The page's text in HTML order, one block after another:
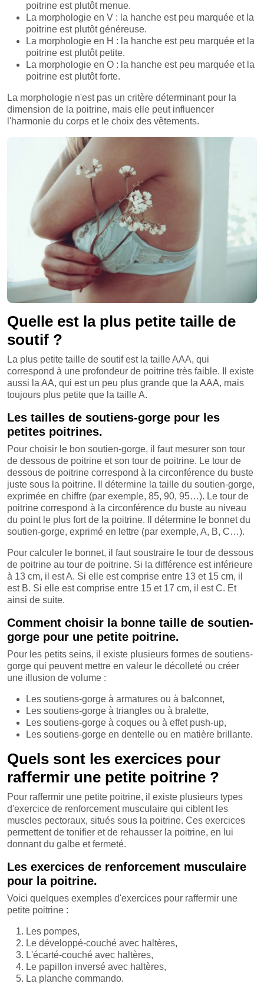
poitrine est plutôt menue.
La morphologie en V : la hanche est peu marquée et la
poitrine est plutôt généreuse.
La morphologie en H : la hanche est peu marquée et la
poitrine est plutôt petite.
La morphologie en O : la hanche est peu marquée et la
poitrine est plutôt forte.
La morphologie n'est pas un critère déterminant pour la
dimension de la poitrine, mais elle peut influencer
l'harmonie du corps et le choix des vêtements.
Quelle est la plus petite taille de
soutif ?
La plus petite taille de soutif est la taille AAA, qui
correspond à une profondeur de poitrine très faible. Il existe
aussi la AA, qui est un peu plus grande que la AAA, mais
toujours plus petite que la taille A.
Les tailles de soutiens-gorge pour les
petites poitrines.
Pour choisir le bon soutien-gorge, il faut mesurer son tour
de dessous de poitrine et son tour de poitrine. Le tour de
dessous de poitrine correspond à la circonférence du buste
juste sous la poitrine. Il détermine la taille du soutien-gorge,
exprimée en chiffre (par exemple, 85, 90, 95…). Le tour de
poitrine correspond à la circonférence du buste au niveau
du point le plus fort de la poitrine. Il détermine le bonnet du
soutien-gorge, exprimé en lettre (par exemple, A, B, C…).
Pour calculer le bonnet, il faut soustraire le tour de dessous
de poitrine au tour de poitrine. Si la différence est inférieure
à 13 cm, il est A. Si elle est comprise entre 13 et 15 cm, il
est B. Si elle est comprise entre 15 et 17 cm, il est C. Et
ainsi de suite.
Comment choisir la bonne taille de soutien-
gorge pour une petite poitrine.
Pour les petits seins, il existe plusieurs formes de soutiens-
gorge qui peuvent mettre en valeur le décolleté ou créer
une illusion de volume :
Les soutiens-gorge à armatures ou à balconnet,
Les soutiens-gorge à triangles ou à bralette,
Les soutiens-gorge à coques ou à effet push-up,
Les soutiens-gorge en dentelle ou en matière brillante.
Quels sont les exercices pour
raffermir une petite poitrine ?
Pour raffermir une petite poitrine, il existe plusieurs types
d'exercice de renforcement musculaire qui ciblent les
muscles pectoraux, situés sous la poitrine. Ces exercices
permettent de tonifier et de rehausser la poitrine, en lui
donnant du galbe et fermeté.
Les exercices de renforcement musculaire
pour la poitrine.
Voici quelques exemples d'exercices pour raffermir une
petite poitrine :
Les pompes,
Le développé-couché avec haltères,
L'écarté-couché avec haltères,
Le papillon inversé avec haltères,
La planche commando.